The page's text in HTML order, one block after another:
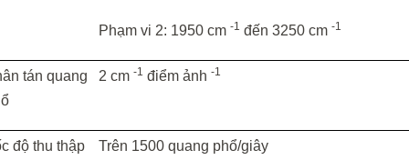
Phạm vi 2: 1950 cm-1 đến 3250 cm-1
tán quang
2 cm-1 điểm ảnh-1
độ thu thập Trên 1500 quang phổ/giây